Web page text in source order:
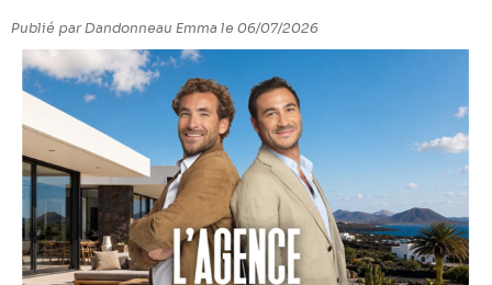
Publié parDandonneau Emma le 06/07/2026